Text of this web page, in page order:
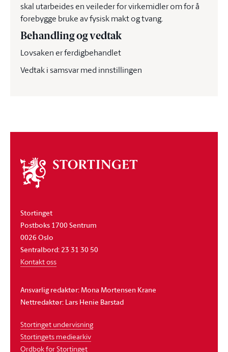
skal utarbeides en veileder for virkemidler om for å
forebygge bruke av fysisk makt og tvang.
Behandling og vedtak
Lovsaken er ferdigbehandlet
Vedtak i samsvar med innstillingen
Om
stortinget
Stortinget
Postboks 1700 Sentrum
0026 Oslo
Sentralbord: 23 31 30 50
Kontakt oss
Ansvarlig redaktør: Mona Mortensen Krane
Nettredaktør: Lars Henie Barstad
Stortinget undervisning
Stortingets mediearkiv
Ordbok for Stortinget